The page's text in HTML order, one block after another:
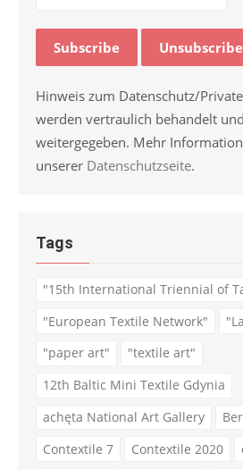
Hinweis zum Datenschutz/
werden vertraulich behandelt
weitergegeben. Mehr
unserer Datenschutzseite.
Tags
"15th International Triennial of
"European Textile Network"
"paper art"
"textile art"
12th Baltic Mini Textile Gdynia
achęta National Art Gallery
Contextile 7
Contextile 2020